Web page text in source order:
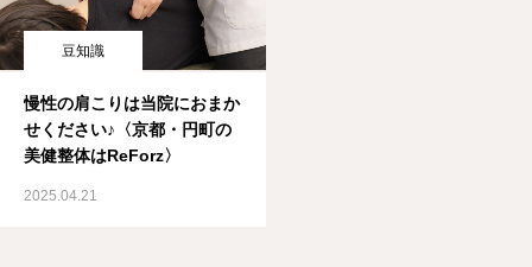
豆知識
慢性の肩こりは当院におまか
せください♪〈京都・円町の
美健整体はReForz〉
2025.04.21